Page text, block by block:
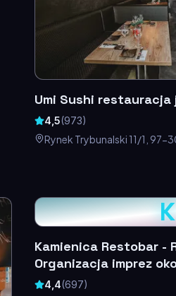
Umi Sushi restauracja
4,5(973)
Rynek Trybunalski 11/1, 97-
K
Kamienica Restobar -
Organizacja imprez
4,4(697)